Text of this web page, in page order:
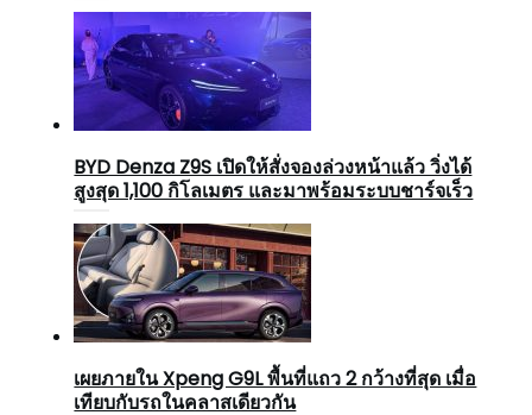
BYD Denza Z9S เปิดให้สั่งจองล่วงหน้าแล้ว วิ่งได้
สูงสุด 1,100 กิโลเมตร และมาพร้อมระบบชาร์จเร็ว
เผยภายใน Xpeng G9L พื้นที่แถว 2 กว้างที่สุด เมื่อ
เทียบกับรถในคลาสเดียวกัน